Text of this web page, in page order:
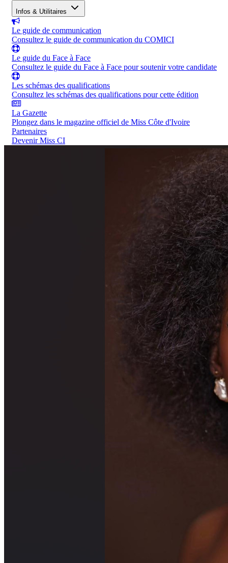
Infos & Utilitaires
Le guide de communication
Consultez le guide de communication du COMICI
Le guide du Face à Face
Consultez le guide du Face à Face pour soutenir votre candidate
Les schémas des qualifications
Consultez les schémas des qualifications pour cette édition
La Gazette
Plongez dans le magazine officiel de Miss Côte d'Ivoire
Partenaires
Devenir Miss CI